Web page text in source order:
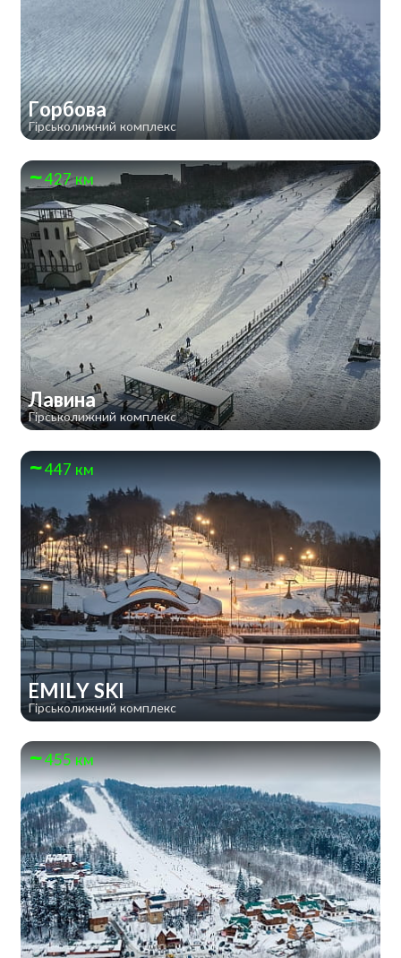
Горбова
Гірськолижний комплекс
427 км
Лавина
Гірськолижний комплекс
447 км
EMILY SKI
Гірськолижний комплекс
455 км